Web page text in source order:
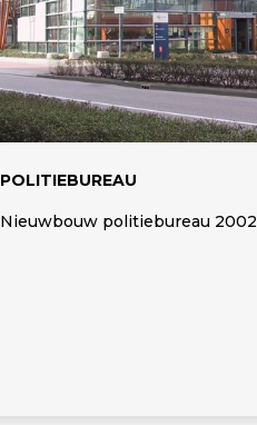
POLITIEBUREAU
Nieuwbouw politiebureau 2002